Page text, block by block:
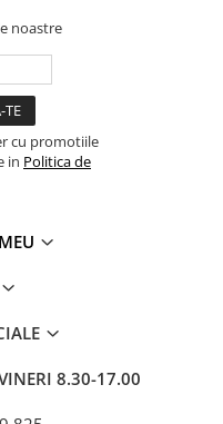
noastre
cu promotiile
in Politica de
8.30-17.00